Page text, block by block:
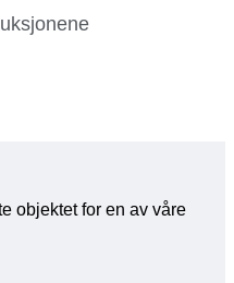
objektet for en av våre